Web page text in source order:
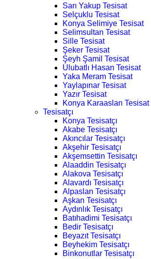
Sarı Yakup Tesisat
Selçuklu Tesisat
Konya Selimiye Tesisat
Selimsultan Tesisat
Sille Tesisat
Şeker Tesisat
Şeyh Şamil Tesisat
Ulubatlı Hasan Tesisat
Yaka Meram Tesisat
Yaylapınar Tesisat
Yazır Tesisat
Konya Karaaslan Tesisat
Tesisatçı
Konya Tesisatçı
Akabe Tesisatçı
Akıncılar Tesisatçı
Akşehir Tesisatçı
Akşemsettin Tesisatçı
Alaaddin Tesisatçı
Alakova Tesisatçı
Alavardı Tesisatçı
Alpaslan Tesisatçı
Aşkan Tesisatçı
Aydınlık Tesisatçı
Batıhadimi Tesisatçı
Bedir Tesisatçı
Beyazıt Tesisatçı
Beyhekim Tesisatçı
Binkonutlar Tesisatçı